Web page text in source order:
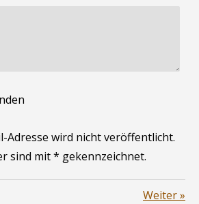
Adresse wird nicht veröffentlicht.
sind mit * gekennzeichnet.
Weiter»